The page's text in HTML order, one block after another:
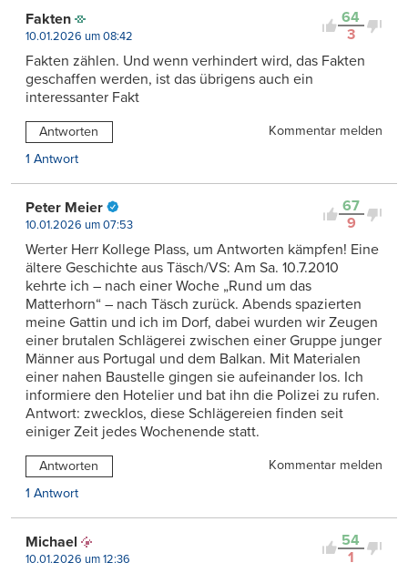
64
3
Fakten
10.01.2026 um 08:42
Fakten zählen. Und wenn verhindert wird, das Fakten
geschaffen werden, ist das übrigens auch ein
interessanter Fakt
Antworten
Kommentar melden
1 Antwort
67
9
Peter Meier
10.01.2026 um 07:53
Werter Herr Kollege Plass, um Antworten kämpfen! Eine
ältere Geschichte aus Täsch/VS: Am Sa. 10.7.2010
kehrte ich – nach einer Woche „Rund um das
Matterhorn“ – nach Täsch zurück. Abends spazierten
meine Gattin und ich im Dorf, dabei wurden wir Zeugen
einer brutalen Schlägerei zwischen einer Gruppe junger
Männer aus Portugal und dem Balkan. Mit Materialen
einer nahen Baustelle gingen sie aufeinander los. Ich
informiere den Hotelier und bat ihn die Polizei zu rufen.
Antwort: zwecklos, diese Schlägereien finden seit
einiger Zeit jedes Wochenende statt.
Antworten
Kommentar melden
1 Antwort
54
1
Michael
10.01.2026 um 12:36